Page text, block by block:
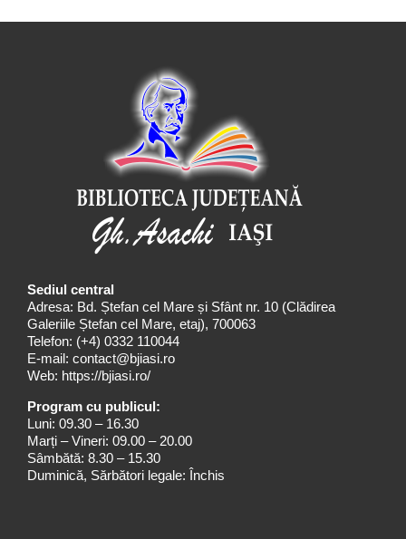
Sediul central
Adresa: Bd. Ștefan cel Mare și Sfânt nr. 10 (Clădirea
Galeriile Ștefan cel Mare, etaj), 700063
Telefon: (+4) 0332 110044
E-mail: contact@bjiasi.ro
Web: https://bjiasi.ro/
Program cu publicul:
Luni: 09.30 – 16.30
Marți – Vineri: 09.00 – 20.00
Sâmbătă: 8.30 – 15.30
Duminică, Sărbători legale: Închis